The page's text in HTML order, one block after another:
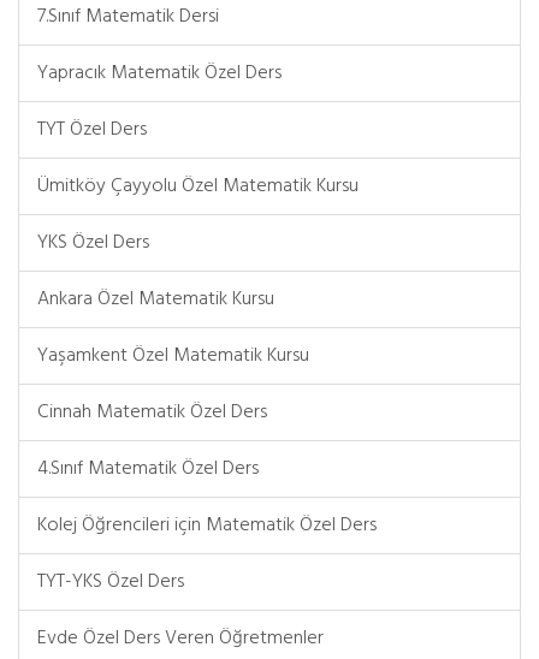
7.Sınıf Matematik Dersi
Yapracık Matematik Özel Ders
TYT Özel Ders
Ümitköy Çayyolu Özel Matematik Kursu
YKS Özel Ders
Ankara Özel Matematik Kursu
Yaşamkent Özel Matematik Kursu
Cinnah Matematik Özel Ders
4.Sınıf Matematik Özel Ders
Kolej Öğrencileri için Matematik Özel Ders
TYT-YKS Özel Ders
Evde Özel Ders Veren Öğretmenler